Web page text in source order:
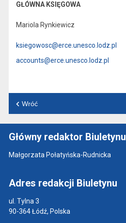
GŁÓWNA KSIĘGOWA
Mariola Rynkiewicz
ksiegowosc@erce.unesco.lodz.pl
accounts@erce.unesco.lodz.pl
Wróć
Główny redaktor Biuletynu
Małgorzata Połatyńska-Rudnicka
Adres redakcji Biuletynu
ul. Tylna 3
90-364 Łódź, Polska